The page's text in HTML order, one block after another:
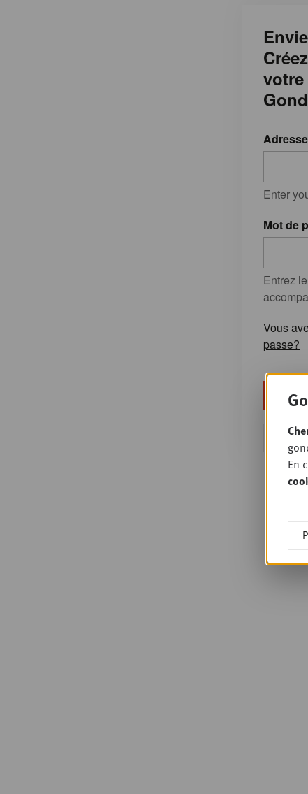
Enter
Mot de
Entrez
Vous
passe?
Ou
En